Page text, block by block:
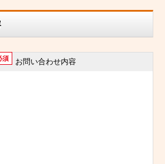
須 お問い合わせ内容